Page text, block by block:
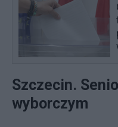
Szczecin.
wyborczym